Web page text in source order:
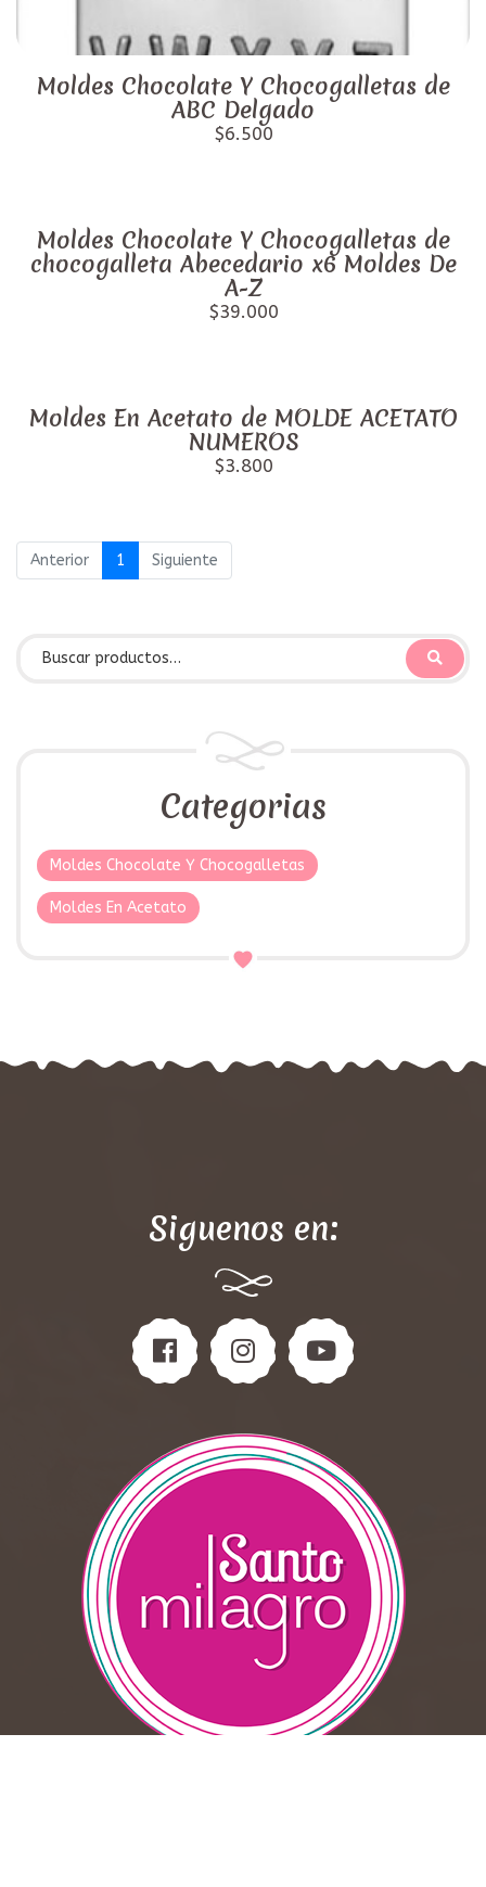
Moldes Chocolate Y Chocogalletas de
ABC Delgado
$6.500
Moldes Chocolate Y Chocogalletas de
chocogalleta Abecedario x6 Moldes De
A-Z
$39.000
Moldes En Acetato de MOLDE ACETATO
NUMEROS
$3.800
Anterior 1 Siguiente
Categorias
Moldes Chocolate Y Chocogalletas
Moldes En Acetato
Siguenos en: